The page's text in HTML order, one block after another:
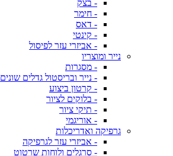
- בצק
- חימר
- דאס
- קינטי
- אביזרי עזר לפיסול
נייר ומוצריו
- מסגרות
- נייר ובריסטול גדלים שונים
- קרטון ביצוע
- בלוקים לציור
- תיקי ציור
- אוריגמי
גרפיקה ואדריכלות
- אביזרי עזר לגרפיקה
- סרגלים ולוחות שרטוט